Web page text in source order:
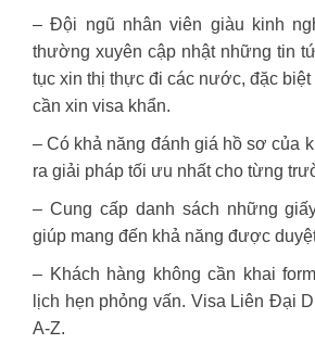
– Đội ngũ nhân viên giàu kinh
thường xuyên cập nhật những tin
tục xin thị thực đi các nước, đặc
cần xin visa khẩn.
– Có khả năng đánh giá hồ sơ của
ra giải pháp tối ưu nhất cho từng
– Cung cấp danh sách những
giúp mang đến khả năng được
– Khách hàng không cần khai
lịch hẹn phỏng vấn. Visa Liên Đại
A-Z.